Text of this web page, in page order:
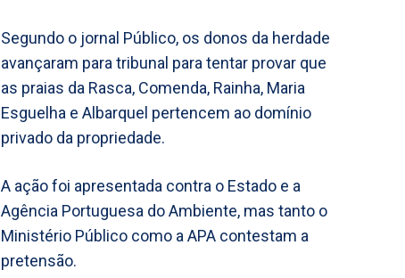
Segundo o jornal Público, os donos da herdade
avançaram para tribunal para tentar provar que
as praias da Rasca, Comenda, Rainha, Maria
Esguelha e Albarquel pertencem ao domínio
privado da propriedade.
A ação foi apresentada contra o Estado e a
Agência Portuguesa do Ambiente, mas tanto o
Ministério Público como a APA contestam a
pretensão.